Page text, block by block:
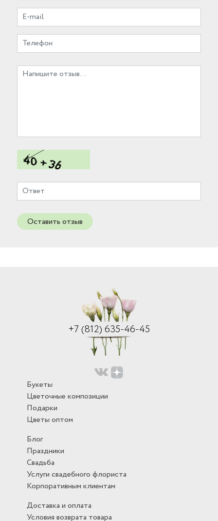
Оставить отзыв
+7 (812) 635-46-45
Букеты
Цветочные композиции
Подарки
Цветы оптом
Блог
Праздники
Свадьба
Услуги свадебного флориста
Корпоративным клиентам
Доставка и оплата
Условия возврата товара